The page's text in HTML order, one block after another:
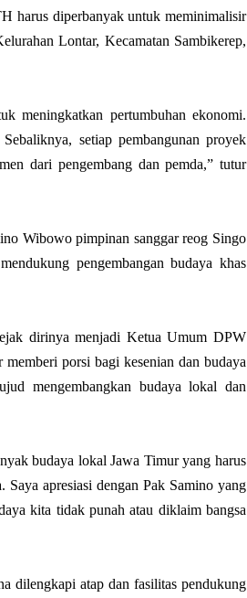
harus diperbanyak untuk meminimalisir
Lontar, Kecamatan Sambikerep,
meningkatkan pertumbuhan ekonomi.
setiap pembangunan proyek
dari pengembang dan pemda,” tutur
Wibowo pimpinan sanggar reog Singo
pengembangan budaya khas
dirinya menjadi Ketua Umum DPW
porsi bagi kesenian dan budaya
mengembangkan budaya lokal dan
budaya lokal Jawa Timur yang harus
apresiasi dengan Pak Samino yang
kita tidak punah atau diklaim bangsa
dilengkapi atap dan fasilitas pendukung